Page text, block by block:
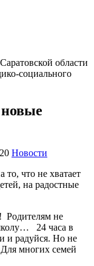
области
социального
Новости
то, что не хватает
на радостные
Родителям не
24 часа в
и радуйся. Но не
Для многих семей